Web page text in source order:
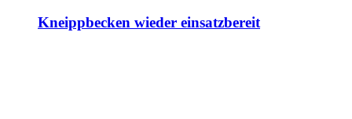
Kneippbecken wieder einsatzbereit